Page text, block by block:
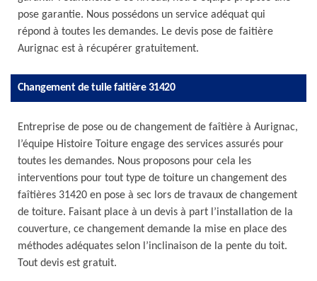
pose garantie. Nous possédons un service adéquat qui
répond à toutes les demandes. Le devis pose de faitière
Aurignac est à récupérer gratuitement.
Changement de tuile faitière 31420
Entreprise de pose ou de changement de faîtière à Aurignac,
l’équipe Histoire Toiture engage des services assurés pour
toutes les demandes. Nous proposons pour cela les
interventions pour tout type de toiture un changement des
faîtières 31420 en pose à sec lors de travaux de changement
de toiture. Faisant place à un devis à part l’installation de la
couverture, ce changement demande la mise en place des
méthodes adéquates selon l’inclinaison de la pente du toit.
Tout devis est gratuit.